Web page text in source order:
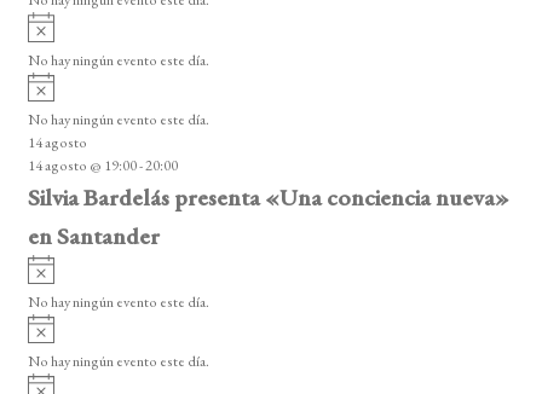
t
o
s
i
o
A
v
i
o
No hay ningún evento este día.
A
v
i
s
o
No hay ningún evento este día.
14 agosto
14 agosto @ 19:00-20:00
Silvia Bardelás presenta «Una conciencia nueva»
en Santander
A
v
i
o
No hay ningún evento este día.
A
v
i
No hay ningún evento este día.
A